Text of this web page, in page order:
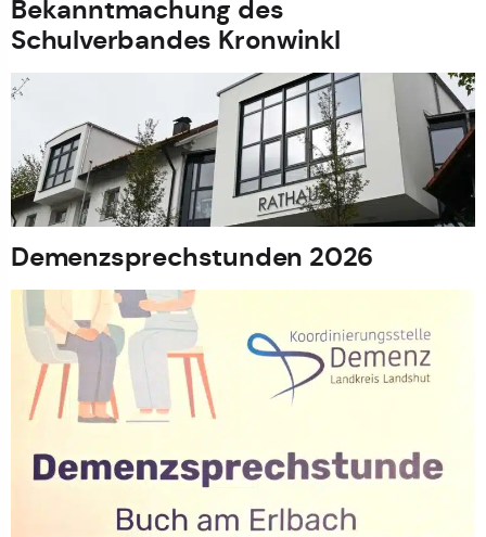
Bekanntmachung des
Schulverbandes Kronwinkl
Demenzsprechstunden 2026